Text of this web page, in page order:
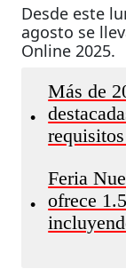
Desde este
agosto se
Online 2025.
•
Más de
•
Feria
ofrece